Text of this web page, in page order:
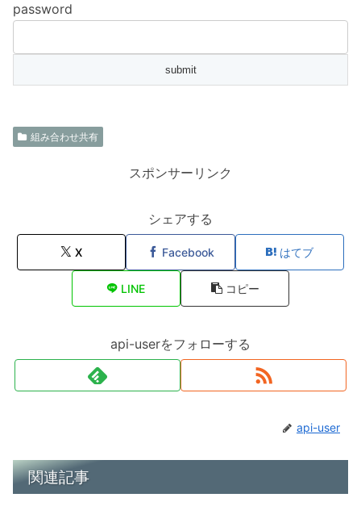
password
組み合わせ共有
スポンサーリンク
シェアする
X Facebook はてブ
LINE コピー
api-userをフォローする
api-user
関連記事